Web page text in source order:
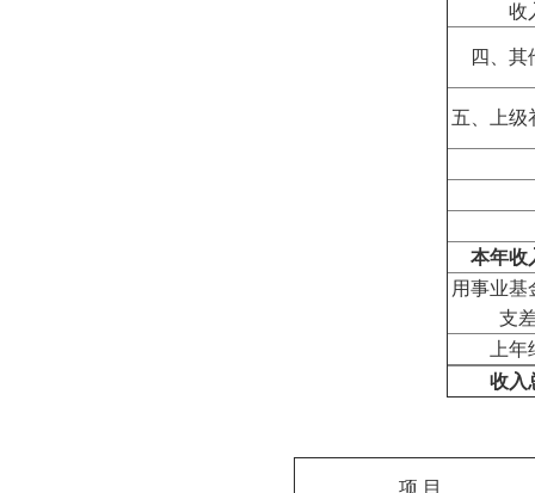
收
四、其
五、上级
本年收
用事业基
支
上
收入
项 目